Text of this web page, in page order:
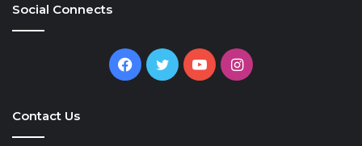
Social Connects
Facebook
TwitterYouTubeInstagram
Contact Us